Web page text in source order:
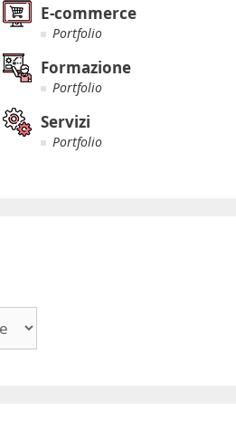
E-commerce
Portfolio
Formazione
Portfolio
Servizi
Portfolio